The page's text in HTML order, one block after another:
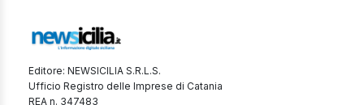
Editore: NEWSICILIA S.R.L.S.
Ufficio Registro delle Imprese di Catania
REA n. 347483